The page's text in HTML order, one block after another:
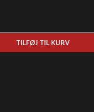
TILFØJ TIL KURV